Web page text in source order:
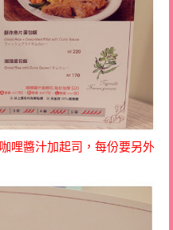
咖哩醬汁加起司，每份要另外